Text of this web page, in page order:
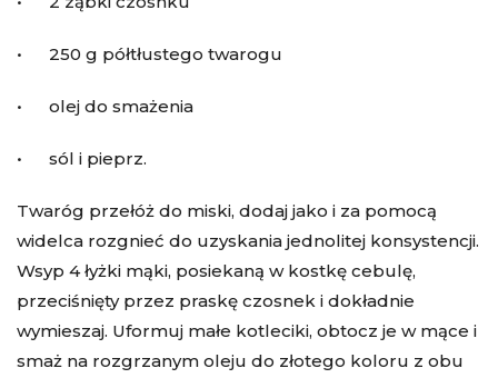
• 250 g półtłustego twarogu
• olej do smażenia
• sól i pieprz.
Twaróg przełóż do miski, dodaj jako i za pomocą
widelca rozgnieć do uzyskania jednolitej konsystencji.
Wsyp 4 łyżki mąki, posiekaną w kostkę cebulę,
przeciśnięty przez praskę czosnek i dokładnie
wymieszaj. Uformuj małe kotleciki, obtocz je w mące i
smaż na rozgrzanym oleju do złotego koloru z obu